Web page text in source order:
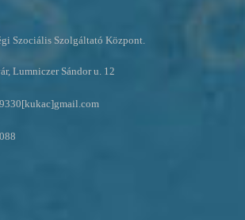
Szociális Szolgáltató Központ.
Lumniczer Sándor u. 12